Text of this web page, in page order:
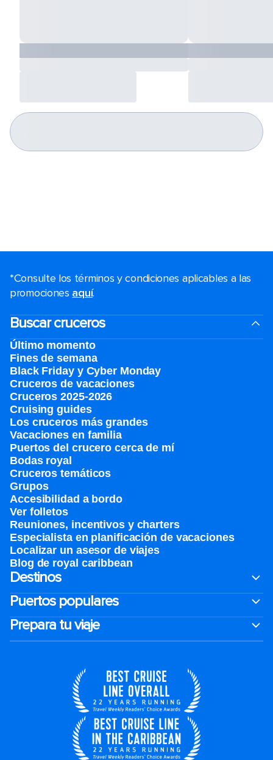
*Consulte los términos y condiciones aplicables a las
promociones aquí.
Buscar cruceros
Último momento
Fines de semana
Black Friday y Cyber Monday
Cruceros de vacaciones
Cruceros 2025-2026
Cruising guides
Los cruceros más grandes
Vacaciones en familia
Puertos del crucero cerca de mí
Bodas royal
Cruceros temáticos
Grupos
Accesibilidad a bordo
Ver folletos
Reuniones, incentivos y charters​
Especialista en planificación de vacaciones
Localizar un asesor de viajes
Blog de royal caribbean
Destinos
Puertos populares
Prepara tu viaje